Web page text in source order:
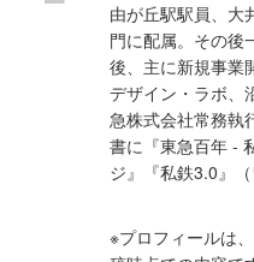
由が丘駅駅員、大
門に配属。その後
後、主に新規事業
デザイン・ラボ、
急株式会社常務執
書に『東急百年 -
ジ』『私鉄3.0』
※プロフィールは